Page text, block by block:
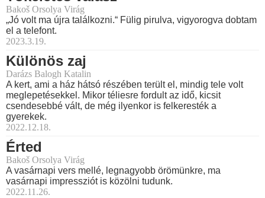
Bakoš Orsolya Virág
„Jó volt ma újra találkozni.“ Fülig pirulva, vigyorogva dobtam
el a telefont.
2023.3.19.
Különös zaj
Darázs Balogh Katalin
A kert, ami a ház hátsó részében terült el, mindig tele volt
meglepetésekkel. Mikor téliesre fordult az idő, kicsit
csendesebbé vált, de még ilyenkor is felkeresték a
gyerekek.
2022.12.18.
Érted
Bakoš Orsolya Virág
A vasárnapi vers mellé, legnagyobb örömünkre, ma
vasárnapi impressziót is közölni tudunk.
2022.11.26.